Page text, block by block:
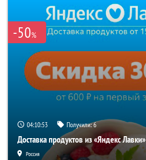
-50%
04:10:52 Получили:6
Доставка продуктов из «Яндекс Лавки»
Россия